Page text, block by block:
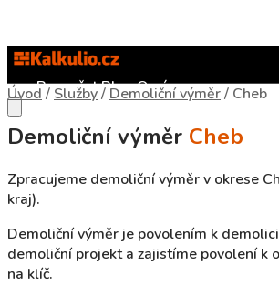
RozpočetBlogO nás
Úvod / Služby/ Demoliční výměr/ Cheb
Demoliční výměr Cheb
Zpracujeme demoliční výměr v okrese
kraj).
Demoliční výměr je povolením k
demoliční projekt a zajistíme povolení k
na klíč.